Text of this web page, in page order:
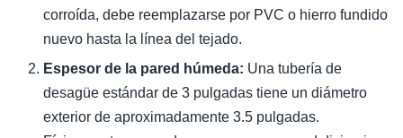
corroída, debe reemplazarse por PVC o hierro fundido
nuevo hasta la línea del tejado.
Espesor de la pared húmeda: Una tubería de
desagüe estándar de 3 pulgadas tiene un diámetro
exterior de aproximadamente 3.5 pulgadas.